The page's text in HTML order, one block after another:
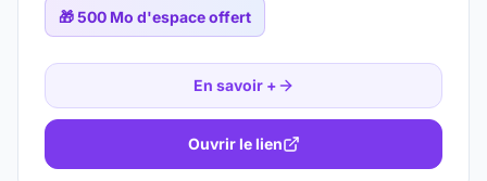
🎁500 Mo d'espace offert
En savoir +
Ouvrir le lien